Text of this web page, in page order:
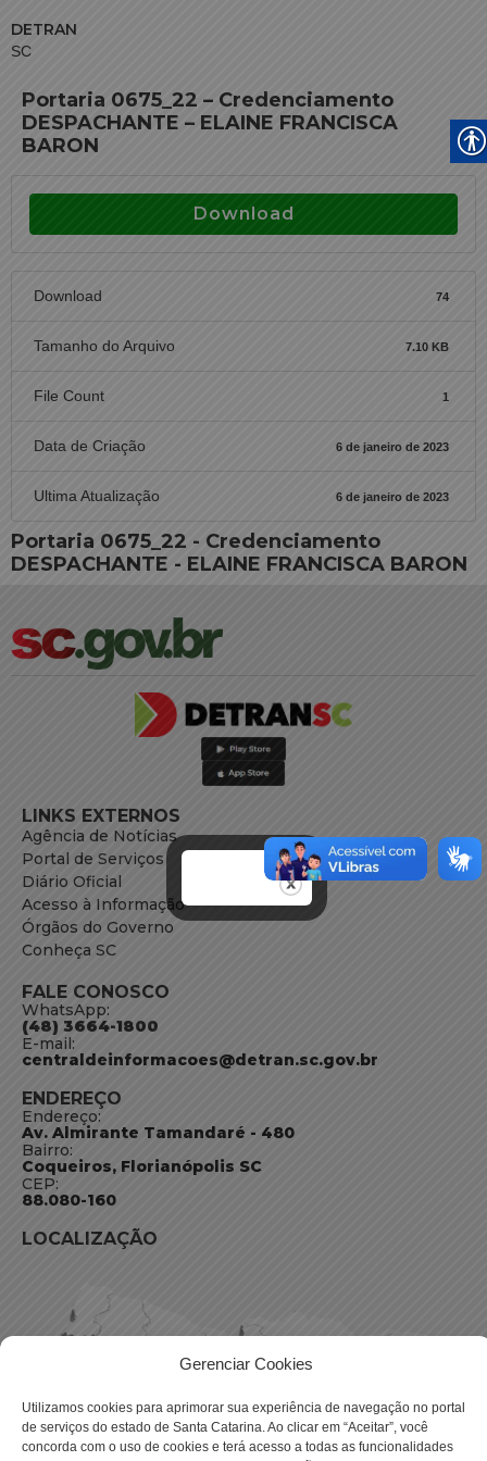
Gerenciar Cookies
Utilizamos cookies para aprimorar sua experiência de navegação no portal
de serviços do estado de Santa Catarina. Ao clicar em “Aceitar”, você
concorda com o uso de cookies e terá acesso a todas as funcionalidades
DETRAN
SC
Portaria 0675_22 – Credenciamento
DESPACHANTE – ELAINE FRANCISCA
BARON
Download
Download 74
Tamanho do Arquivo 7.10 KB
File Count 1
Data de Criação 6 de janeiro de 2023
Ultima Atualização 6 de janeiro de 2023
Portaria 0675_22 - Credenciamento
DESPACHANTE - ELAINE FRANCISCA BARON
LINKS EXTERNOS
Agência de Notícias
Portal de Serviços
Diário Oficial
Acesso à Informação
Órgãos do Governo
Conheça SC
FALE CONOSCO
WhatsApp:
(48) 3664-1800
E-mail:
centraldeinformacoes@detran.sc.gov.br
ENDEREÇO
Endereço:
Av. Almirante Tamandaré - 480
Bairro:
Coqueiros, Florianópolis SC
CEP:
88.080-160
LOCALIZAÇÃO